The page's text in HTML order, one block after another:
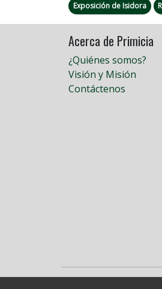
Exposición de Isidora
Acerca de Primicia
¿Quiénes somos?
Visión y Misión
Contáctenos